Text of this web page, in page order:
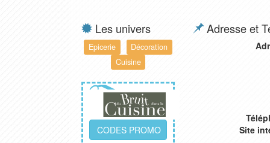
Les univers
Epicerie
Décoration
Cuisine
CODES PROMO
Adresse et
Site